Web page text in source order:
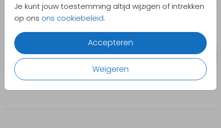
Je kunt jouw toestemming altijd wijzigen of intrekken
op ons ons cookiebeleid.
Accepteren
Weigeren